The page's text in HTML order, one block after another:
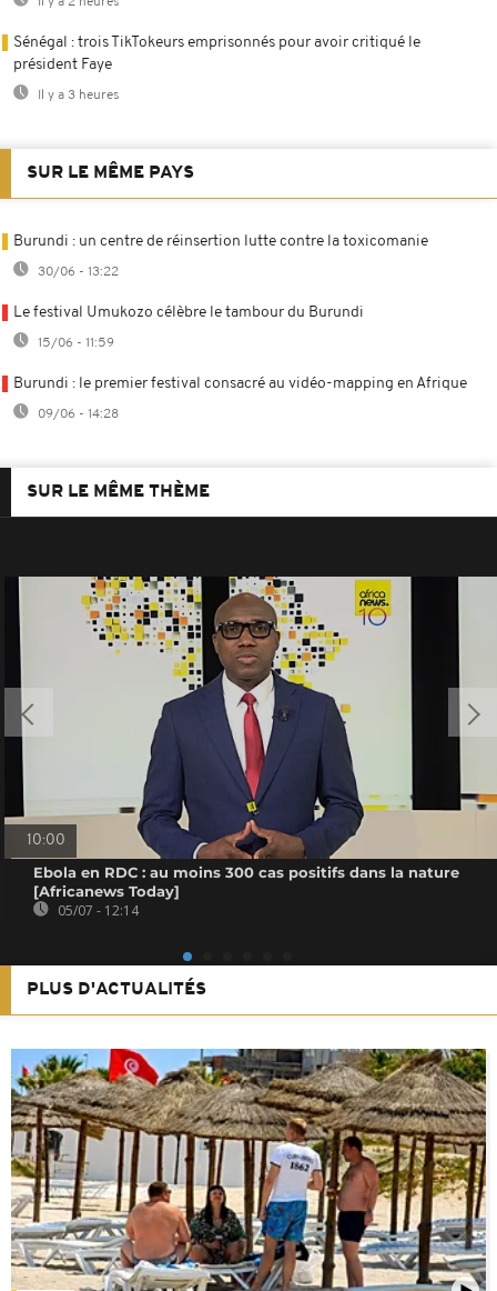
Sénégal : trois TikTokeurs emprisonnés pour avoir critiqué le
président Faye
Il y a 3 heures
SUR LE MÊME PAYS
Burundi : un centre de réinsertion lutte contre la toxicomanie
30/06 - 13:22
Le festival Umukozo célèbre le tambour du Burundi
15/06 - 11:59
Burundi : le premier festival consacré au vidéo-mapping en Afrique
09/06 - 14:28
SUR LE MÊME THÈME
10:00
Ebola en RDC : au moins 300 cas positifs dans la nature
[Africanews Today]
05/07 - 12:14
PLUS D'ACTUALITÉS